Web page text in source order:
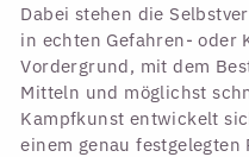
Dabei stehen die
in echten Gefahren- oder
Vordergrund, mit dem
Mitteln und möglichst
Kampfkunst entwickelt
einem genau